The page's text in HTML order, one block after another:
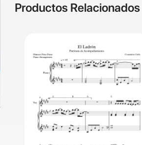
Productos Relacionados